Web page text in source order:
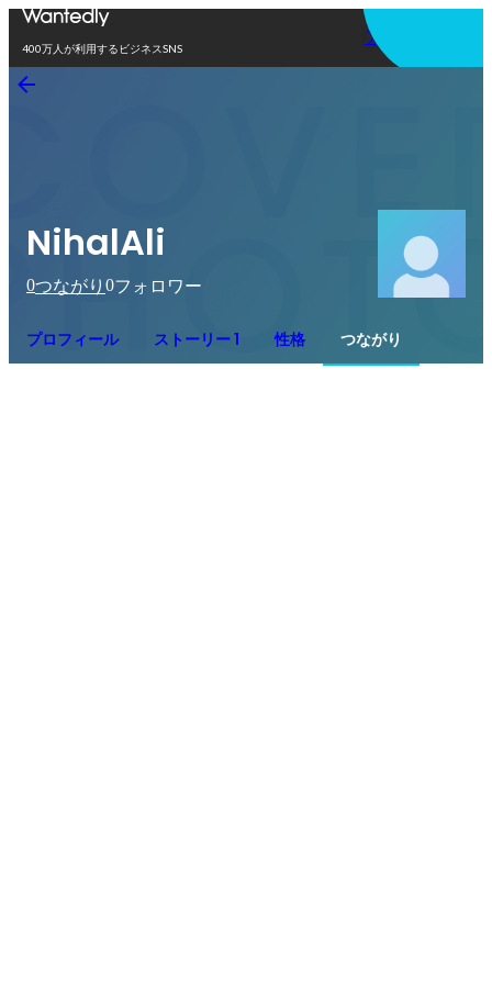
400万人が利用するビジネスSNS
アプリを使う
NihalAli
0つながり 0フォロワー
プロフィール ストーリー 1 性格 つながり